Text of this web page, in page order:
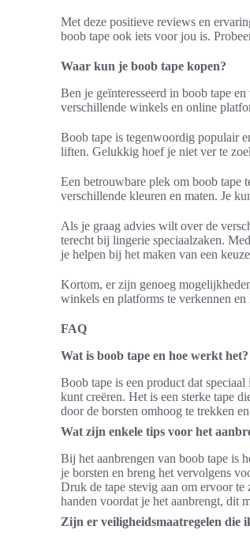
Met deze positieve reviews en
boob tape ook iets voor jou is.
Waar kun je boob tape kopen?
Ben je geïnteresseerd in boob tape
verschillende winkels en online
Boob tape is tegenwoordig populair
liften. Gelukkig hoef je niet ver te
Een betrouwbare plek om boob tape
verschillende kleuren en maten. Je
Als je graag advies wilt over de
terecht bij lingerie speciaalzaken.
je helpen bij het maken van een
Kortom, er zijn genoeg
winkels en platforms te verkennen
FAQ
Wat is boob tape en hoe werkt het?
Boob tape is een product dat
kunt creëren. Het is een sterke tape
door de borsten omhoog te trekken
Wat zijn enkele tips voor het
Bij het aanbrengen van boob tape is
je borsten en breng het vervolgens
Druk de tape stevig aan om ervoor
handen voordat je het aanbrengt, dit
Zijn er veiligheidsmaatregelen die